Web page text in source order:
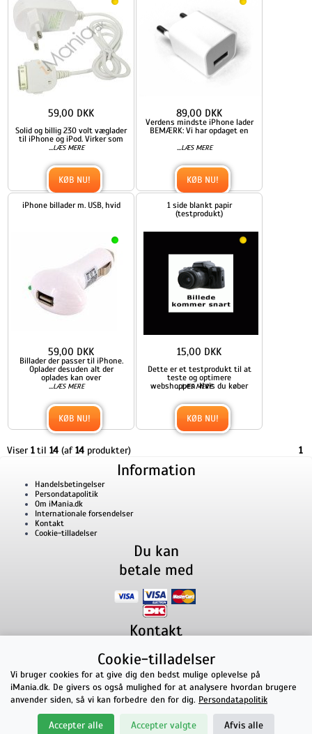
Solid og billig 230 volt væglader
til iPhone og iPod. Virker som
...LÆS MERE
59,00 DKK
KØB NU!
Verdens mindste iPhone lader
BEMÆRK: Vi har opdaget en
...LÆS MERE
89,00 DKK
KØB NU!
iPhone billader m. USB, hvid
Billader der passer til iPhone.
Oplader desuden alt der
oplades kan over
...LÆS MERE
59,00 DKK
KØB NU!
1 side blankt papir
(testprodukt)
Dette er et testprodukt til at
teste og optimere
webshoppen. Hvis du køber
...LÆS MERE
15,00 DKK
KØB NU!
Viser 1til 14 (af14 produkter) 1
Information
Handelsbetingelser
Persondatapolitik
Om iMania.dk
Internationale forsendelser
Kontakt
Cookie-tilladelser
Du kan
betale med
Kontakt
Lillevorde Kær 29280 Storvorde
CVR nummer: 33182805 | E-mail: kontakt@imania.dk
Telefon:+45 23618990
Topkarakter hos kunderne!
på Facebook
Cookie-tilladelser
Vi bruger cookies for at give dig den bedst mulige oplevelse på
iMania.dk. De givers os også mulighed for at analysere hvordan brugere
anvender siden, så vi kan forbedre den for dig. Persondatapolitik
Accepter alle Accepter valgte Afvis alle